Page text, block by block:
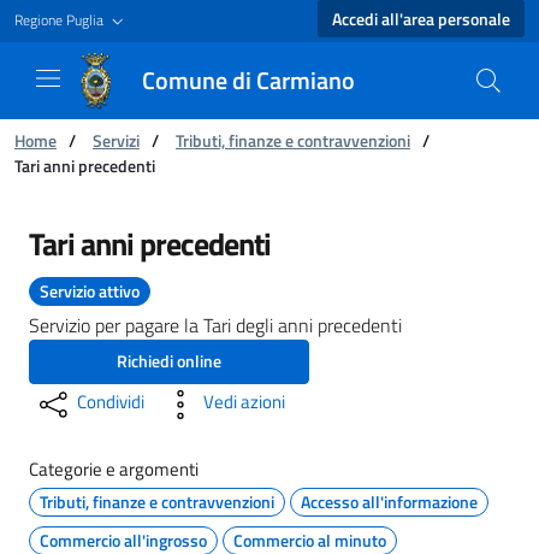
Regione Puglia Accedi all'area personale
Comune di Carmiano
Ti trovi in:
Home / Servizi / Tributi, finanze e contravvenzioni /
Tari anni precedenti
Tari anni precedenti - Comune di Carmiano
Tari anni precedenti
Servizio attivo
Servizio per pagare la Tari degli anni precedenti
Richiedi online
Condividi Vedi azioni
Categorie e argomenti
Tributi, finanze e contravvenzioni
Accesso all'informazione
Commercio all'ingrosso
Commercio al minuto